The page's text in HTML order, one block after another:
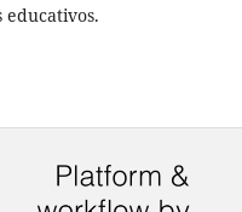
educativos.